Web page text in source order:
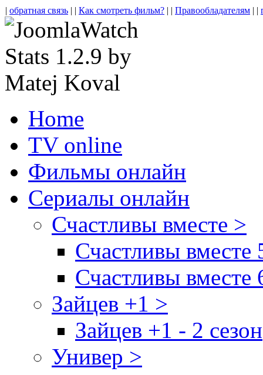
| обратная связь | | Как смотреть фильм? | | Правообладателям | |
Home
TV online
Фильмы онлайн
Сериалы онлайн
Счастливы вместе >
Счастливы вместе
Счастливы вместе
Зайцев +1 >
Зайцев +1 - 2 сезон
Универ >